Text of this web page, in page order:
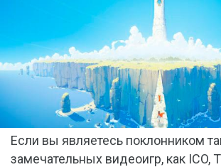
Если вы являетесь поклонником
замечательных видеоигр, как ICO,